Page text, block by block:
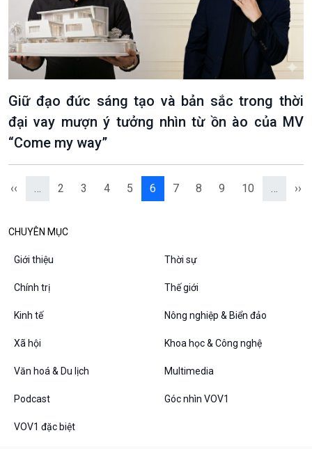
VOV1 đặc biệt
Thanh âm ký sự
Chân dung cuộc sống
Các chương trình đặc biệt
Giữ đạo đức sáng tạo và bản sắc trong thời
đại vay mượn ý tưởng nhìn từ ồn ào của MV
“Come my way”
‹‹ … 2 3 4 5 6 7 8 9 10 … ››
CHUYÊN MỤC
Giới thiệu Thời sự
Chính trị Thế giới
Kinh tế Nông nghiệp & Biển đảo
Xã hội Khoa học & Công nghệ
Văn hoá & Du lịch Multimedia
Podcast Góc nhìn VOV1
VOV1 đặc biệt